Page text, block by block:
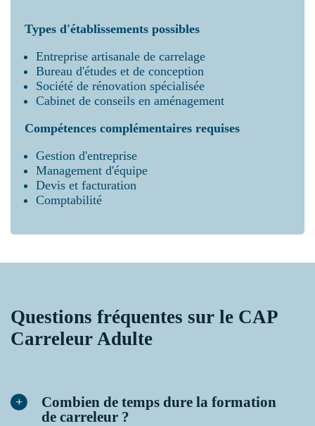
Types d'établissements possibles
Entreprise artisanale de carrelage
Bureau d'études et de conception
Société de rénovation spécialisée
Cabinet de conseils en aménagement
Compétences complémentaires requises
Gestion d'entreprise
Management d'équipe
Devis et facturation
Comptabilité
Questions fréquentes sur le CAP
Carreleur Adulte
Combien de temps dure la formation
de carreleur ?